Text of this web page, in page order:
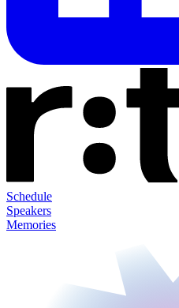
Schedule
Speakers
Memories